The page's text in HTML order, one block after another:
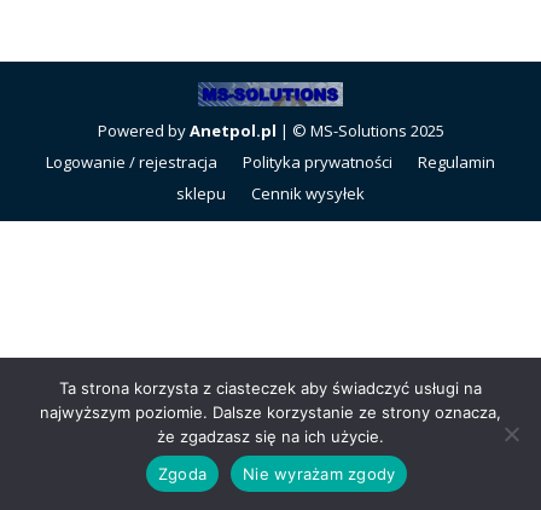
Powered byAnetpol.pl | © MS-Solutions 2025
Logowanie / rejestracja
Polityka prywatności
Regulamin
sklepu
Cennik wysyłek
Ta strona korzysta z ciasteczek aby świadczyć usługi na
najwyższym poziomie. Dalsze korzystanie ze strony oznacza,
że zgadzasz się na ich użycie.
Zgoda
Nie wyrażam zgody